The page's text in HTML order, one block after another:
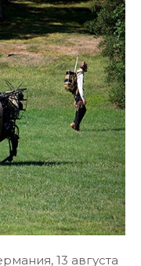
13 августа